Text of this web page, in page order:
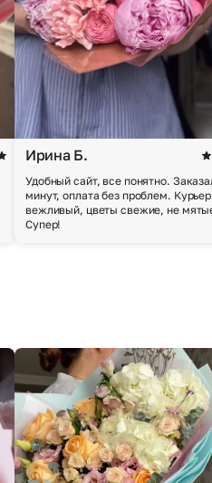
Выберите
Ирина Б.
Удобный сайт, все понятно.
минут, оплата без проблем. Курьер
вежливый, цветы свежие, не
Супер!